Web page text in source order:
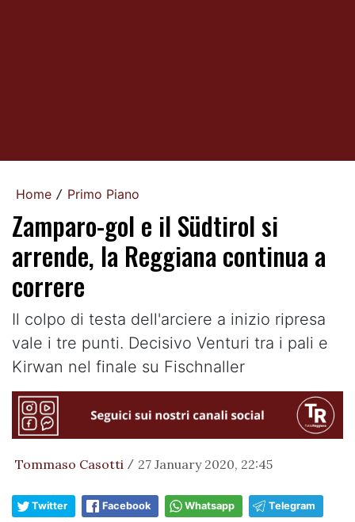
Home / Primo Piano
Zamparo-gol e il Südtirol si
arrende, la Reggiana continua a
correre
Il colpo di testa dell'arciere a inizio ripresa
vale i tre punti. Decisivo Venturi tra i pali e
Kirwan nel finale su Fischnaller
Tommaso Casotti / 27 January 2020, 22:45
Twitter Facebook Whatsapp Telegram